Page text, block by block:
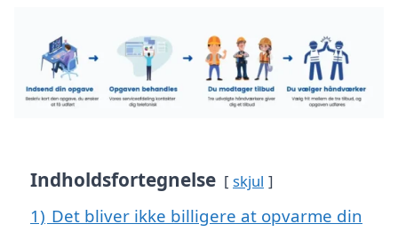
Indholdsfortegnelse skjul
1) Det bliver ikke billigere at opvarme din